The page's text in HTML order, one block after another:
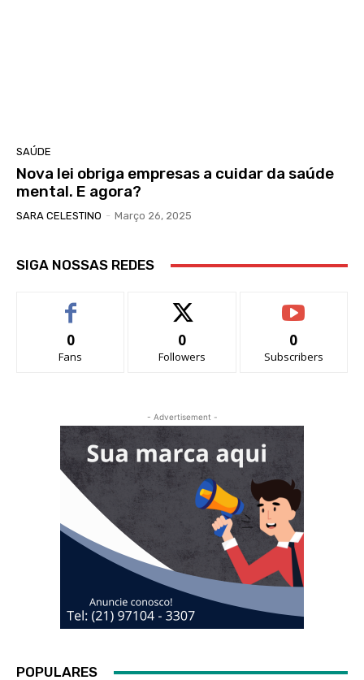
SAÚDE
Nova lei obriga empresas a cuidar da saúde
mental. E agora?
SARA CELESTINO - Março 26, 2025
SIGA NOSSAS REDES
0
Fans
0
Followers
0
Subscribers
- Advertisement -
POPULARES